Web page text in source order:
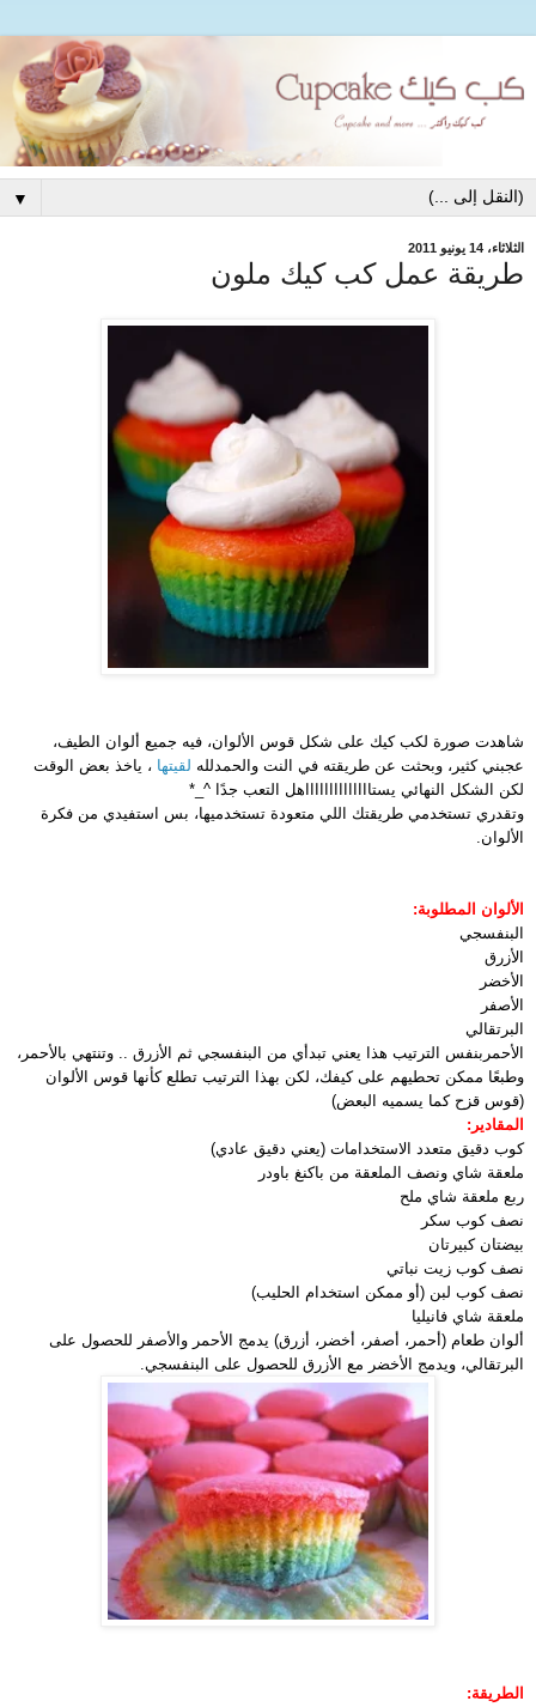
▼
الثلاثاء، 14 يونيو 2011
طريقة عمل كب كيك ملون
شاهدت صورة لكب كيك على شكل قوس الألوان، فيه جميع ألوان الطيف،
عجبني كثير، وبحثت عن طريقته في النت والحمدلله لقيتها ، ياخذ بعض الوقت
لكن الشكل النهائي يستااااااااااااااهل التعب جدًا ^_*
وتقدري تستخدمي طريقتك اللي متعودة تستخدميها، بس استفيدي من فكرة
الألوان.
الألوان المطلوبة:
البنفسجي
الأزرق
الأخضر
الأصفر
البرتقالي
الأحمر بنفس الترتيب هذا يعني تبدأي من البنفسجي ثم الأزرق .. وتنتهي بالأحمر،
وطبعًا ممكن تحطيهم على كيفك، لكن بهذا الترتيب تطلع كأنها قوس الألوان
(قوس قزح كما يسميه البعض)
المقادير:
كوب دقيق متعدد الاستخدامات (يعني دقيق عادي)
ملعقة شاي ونصف الملعقة من باكنغ باودر
ربع ملعقة شاي ملح
نصف كوب سكر
بيضتان كبيرتان
نصف كوب زيت نباتي
نصف كوب لبن (أو ممكن استخدام الحليب)
ملعقة شاي فانيليا
ألوان طعام (أحمر، أصفر، أخضر، أزرق) يدمج الأحمر والأصفر للحصول على
البرتقالي، ويدمج الأخضر مع الأزرق للحصول على البنفسجي.
الطريقة: